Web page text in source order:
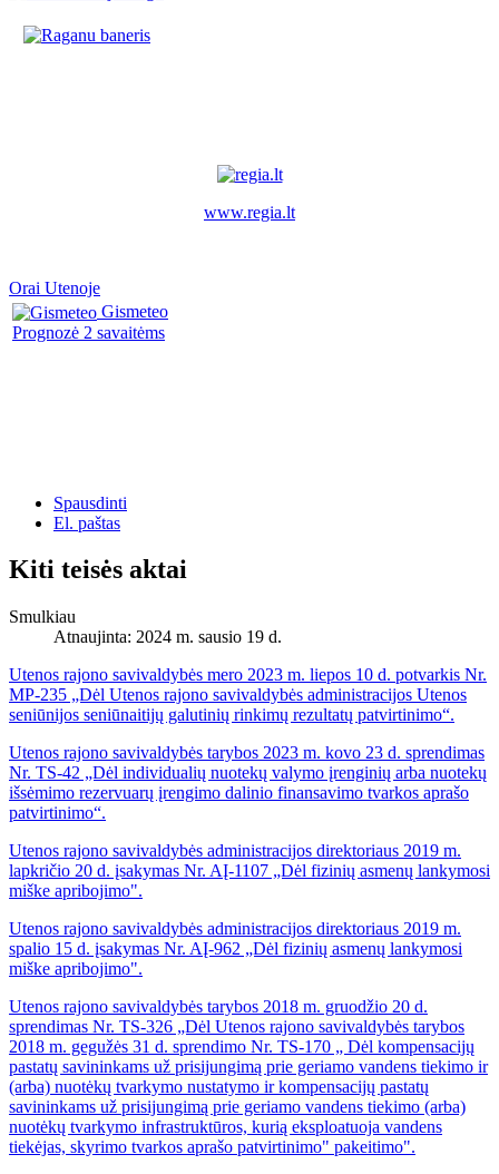
www.regia.lt
Orai Utenoje
Gismeteo
Prognozė 2 savaitėms
Spausdinti
El. paštas
Kiti teisės aktai
Smulkiau
Atnaujinta: 2024 m. sausio 19 d.
Utenos rajono savivaldybės mero 2023 m. liepos 10 d. potvarkis Nr.
MP-235 „Dėl Utenos rajono savivaldybės administracijos Utenos
seniūnijos seniūnaitijų galutinių rinkimų rezultatų patvirtinimo“.
Utenos rajono savivaldybės tarybos 2023 m. kovo 23 d. sprendimas
Nr. TS-42 „Dėl individualių nuotekų valymo įrenginių arba nuotekų
išsėmimo rezervuarų įrengimo dalinio finansavimo tvarkos aprašo
patvirtinimo“.
Utenos rajono savivaldybės administracijos direktoriaus 2019 m.
lapkričio 20 d. įsakymas Nr. AĮ-1107 „Dėl fizinių asmenų lankymosi
miške apribojimo".
Utenos rajono savivaldybės administracijos direktoriaus 2019 m.
spalio 15 d. įsakymas Nr. AĮ-962 „Dėl fizinių asmenų lankymosi
miške apribojimo".
Utenos rajono savivaldybės tarybos 2018 m. gruodžio 20 d.
sprendimas Nr. TS-326 „Dėl Utenos rajono savivaldybės tarybos
2018 m. gegužės 31 d. sprendimo Nr. TS-170 „ Dėl kompensacijų
pastatų savininkams už prisijungimą prie geriamo vandens tiekimo ir
(arba) nuotėkų tvarkymo nustatymo ir kompensacijų pastatų
savininkams už prisijungimą prie geriamo vandens tiekimo (arba)
nuotėkų tvarkymo infrastruktūros, kurią eksploatuoja vandens
tiekėjas, skyrimo tvarkos aprašo patvirtinimo" pakeitimo".